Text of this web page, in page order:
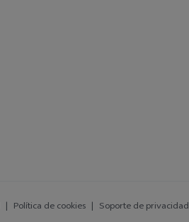
| Política de cookies | Soporte de privacidad